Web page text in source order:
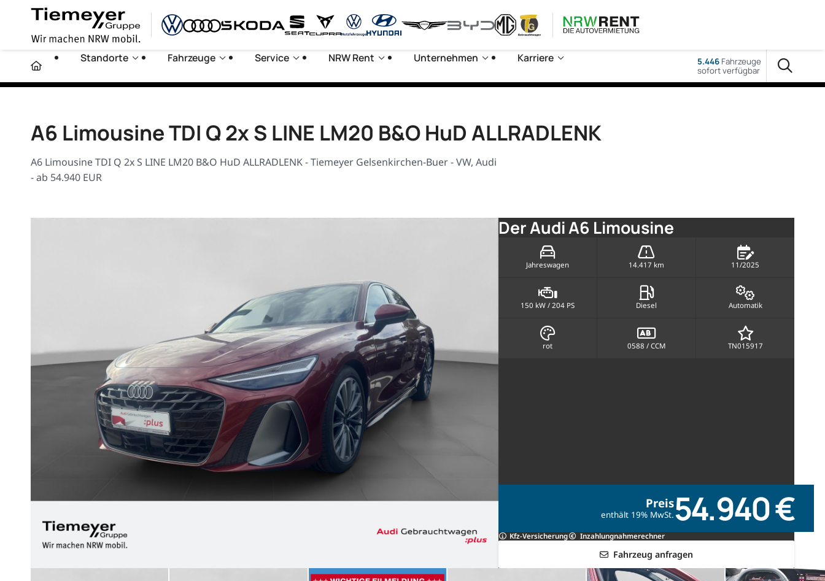
Standorte Fahrzeuge Service NRW Rent Unternehmen Karriere 5.446Fahrzeuge
sofort verfügbar
A6 Limousine TDI Q 2x S LINE LM20 B&O HuD ALLRADLENK
A6 Limousine TDI Q 2x S LINE LM20 B&O HuD ALLRADLENK - Tiemeyer Gelsenkirchen-Buer - VW, Audi
- ab 54.940 EUR
Der Audi A6 Limousine
Jahreswagen 14.417 km 11/2025
150 kW / 204 PS Diesel Automatik
rot 0588 / CCM TN015917
Preis
enthält 19% MwSt.54.940 €
Kfz-Versicherung Inzahlungnahmerechner
Fahrzeug anfragen